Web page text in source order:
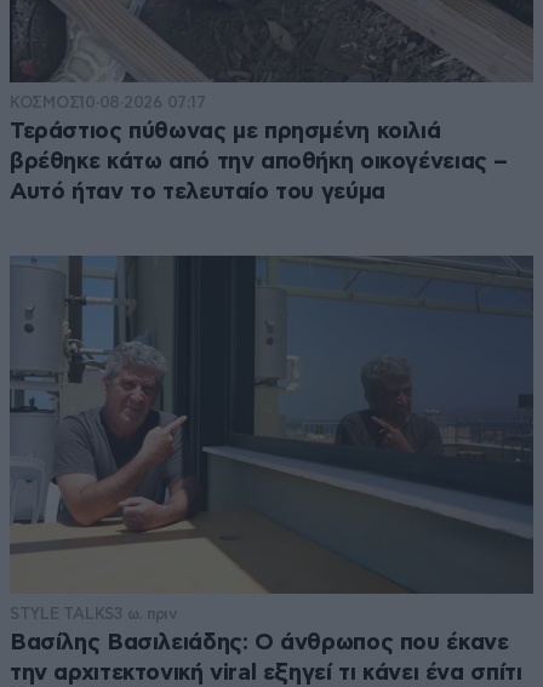
ΚΟΣΜΟΣ10·08·2026 07:17
Τεράστιος πύθωνας με πρησμένη κοιλιά
βρέθηκε κάτω από την αποθήκη οικογένειας –
Αυτό ήταν το τελευταίο του γεύμα
STYLE TALKS3 ω. πριν
Βασίλης Βασιλειάδης: Ο άνθρωπος που έκανε
την αρχιτεκτονική viral εξηγεί τι κάνει ένα σπίτι